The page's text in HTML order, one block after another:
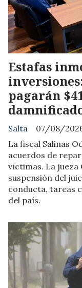
​Estafas
pagarán
Salta
07/08/
La fiscal Salinas
acuerdos de
víctimas. La jueza
suspensión del
conducta, tareas
del país.